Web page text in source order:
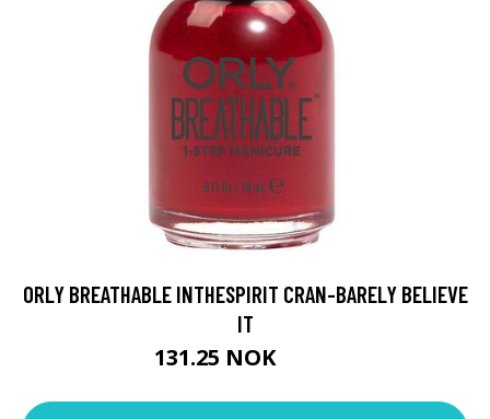
ORLY BREATHABLE INTHESPIRIT CRAN-BARELY BELIEVE
IT
131.25 NOK